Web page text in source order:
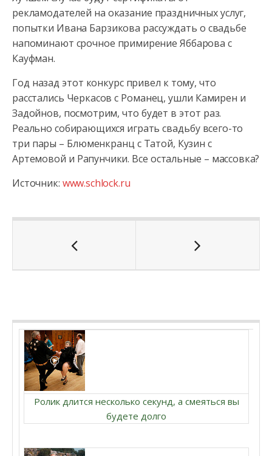
рекламодателей на оказание праздничных услуг,
попытки Ивана Барзикова рассуждать о свадьбе
напоминают срочное примирение Яббарова с
Кауфман.
Год назад этот конкурс привел к тому, что
расстались Черкасов с Романец, ушли Камирен и
Задойнов, посмотрим, что будет в этот раз.
Реально собирающихся играть свадьбу всего-то
три пары – Блюменкранц с Татой, Кузин с
Артемовой и Рапунчики. Все остальные – массовка?
Источник: www.schlock.ru
Ролик длится несколько секунд, а смеяться вы
будете долго